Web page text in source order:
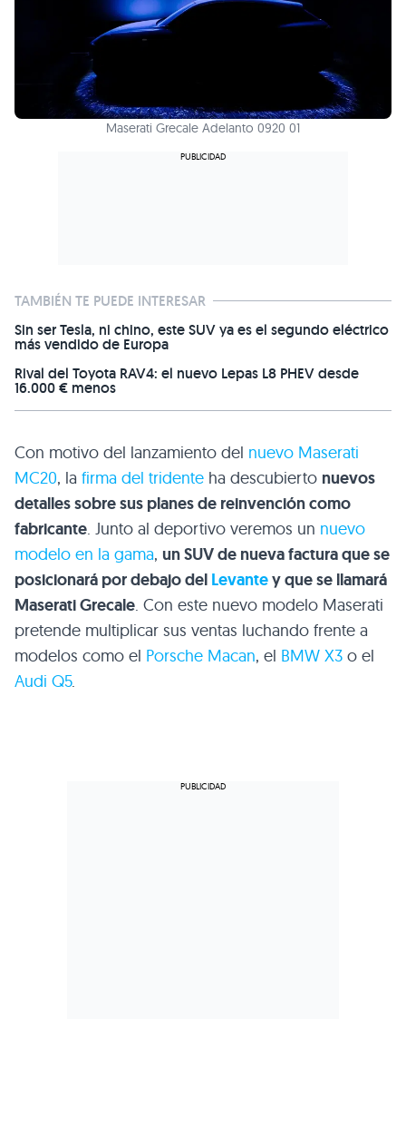
Maserati Grecale Adelanto 0920 01
TAMBIÉN TE PUEDE INTERESAR
Sin ser Tesla, ni chino, este SUV ya es el segundo eléctrico
más vendido de Europa
Rival del Toyota RAV4: el nuevo Lepas L8 PHEV desde
16.000 € menos
Con motivo del lanzamiento del nuevo Maserati
MC20, la firma del tridente ha descubierto nuevos
detalles sobre sus planes de reinvención como
fabricante . Junto al deportivo veremos un nuevo
modelo en la gama, un SUV de nueva factura que se
posicionará por debajo del Levantey que se llamará
Maserati Grecale . Con este nuevo modelo Maserati
pretende multiplicar sus ventas luchando frente a
modelos como el Porsche Macan, el BMW X3 o el
Audi Q5.